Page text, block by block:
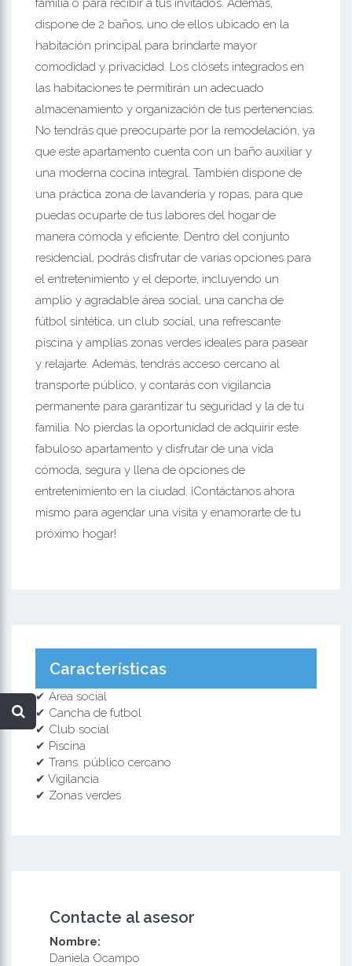
familia o para recibir a tus invitados. Además,
dispone de 2 baños, uno de ellos ubicado en la
habitación principal para brindarte mayor
comodidad y privacidad. Los clósets integrados en
las habitaciones te permitirán un adecuado
almacenamiento y organización de tus pertenencias.
No tendrás que preocuparte por la remodelación, ya
que este apartamento cuenta con un baño auxiliar y
una moderna cocina integral. También dispone de
una práctica zona de lavandería y ropas, para que
puedas ocuparte de tus labores del hogar de
manera cómoda y eficiente. Dentro del conjunto
residencial, podrás disfrutar de varias opciones para
el entretenimiento y el deporte, incluyendo un
amplio y agradable área social, una cancha de
fútbol sintética, un club social, una refrescante
piscina y amplias zonas verdes ideales para pasear
y relajarte. Además, tendrás acceso cercano al
transporte público, y contarás con vigilancia
permanente para garantizar tu seguridad y la de tu
familia. No pierdas la oportunidad de adquirir este
fabuloso apartamento y disfrutar de una vida
cómoda, segura y llena de opciones de
entretenimiento en la ciudad. ¡Contáctanos ahora
mismo para agendar una visita y enamorarte de tu
próximo hogar!
Características
✔ Área social
✔ Cancha de futbol
✔ Club social
✔ Piscina
✔ Trans. público cercano
✔ Vigilancia
✔ Zonas verdes
Contacte al asesor
Nombre:
Daniela Ocampo